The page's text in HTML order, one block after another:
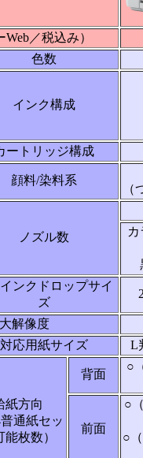
／税込み）
色数
インク構成
ートリッジ構成
顔料/染料系
ノズル数
ンクドロップサイ
ズ
解像度
対応用紙サイズ L
紙方向
普通紙セッ
能枚数）
背面
○
前面
○
○